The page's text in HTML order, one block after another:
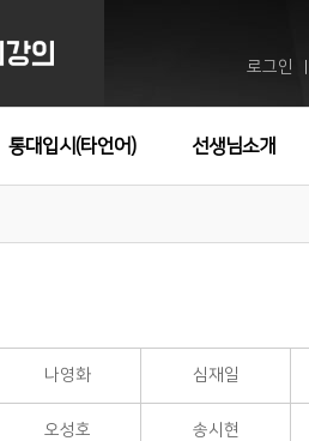
로그인
통대입시(타언어) 선생님소개
나영화 심재일
오성호 송시현